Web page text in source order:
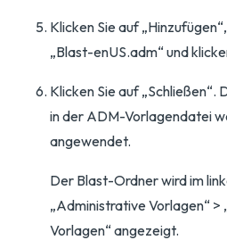
Klicken Sie auf
„Blast-enUS.adm“ und
Klicken Sie auf „Schließen“.
in der ADM-Vorlagendatei
angewendet.
Der Blast-Ordner wird im
„Administrative Vorlagen“
Vorlagen“ angezeigt.